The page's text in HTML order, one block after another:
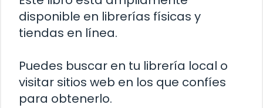
disponible en librerías físicas y
tiendas en línea.
Puedes buscar en tu librería local o
visitar sitios web en los que confíes
para obtenerlo.